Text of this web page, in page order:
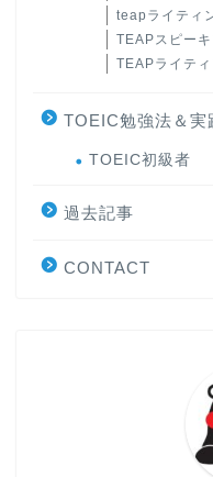
teapライティ
TEAPスピー
TEAPライティ
TOEIC勉強法＆実
TOEIC初級者
過去記事
CONTACT
英
い